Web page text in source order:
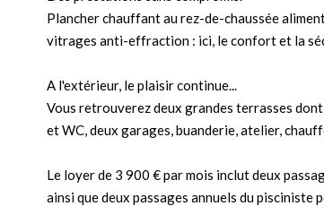
Plancher chauffant au rez-de-chaussée
vitrages anti-effraction : ici, le confort et la
A l'extérieur, le plaisir continue...
Vous retrouverez deux grandes terrasses
et WC, deux garages, buanderie, atelier,
Le loyer de 3 900 € par mois inclut deux
ainsi que deux passages annuels du pisciniste